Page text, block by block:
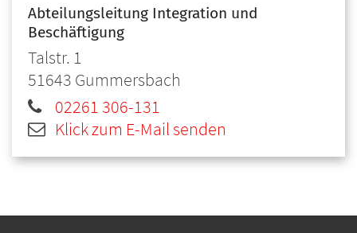
Abteilungsleitung Integration und
Beschäftigung
Talstr. 1
51643 Gummersbach
02261 306-131
Klick zum E-Mail senden